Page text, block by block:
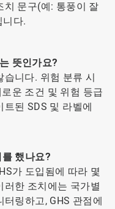
치 문구(예: 통풍이 잘
니다.
뜻인가요?
니다. 위험 분류 시
운 조건 및 위험 등급
된 SDS 및 라벨에
했나요?
가 도입됨에 따라 몇
러한 조치에는 국가별
링하고, GHS 관점에